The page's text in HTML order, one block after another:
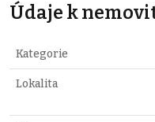
Údaje k
Kategorie
Lokalita